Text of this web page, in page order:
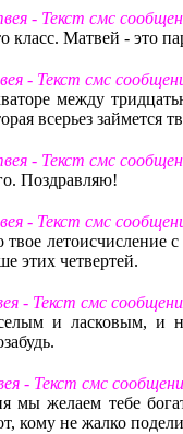
- Текст смс
класс. Матвей - это
- Текст смс
между
всерьез займется
- Текст смс
Поздравляю!
- Текст смс
твое
этих четвертей.
- Текст смс
и ласковым, и
- Текст смс
мы желаем тебе
кому не жалко